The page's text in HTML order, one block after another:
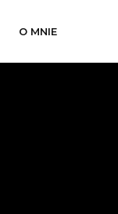
O MNIE